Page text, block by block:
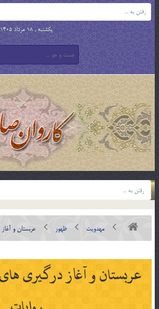
یکشنبه , 18 مرداد 1405
مهدویت ظهور عربستان و
عربستان و آغاز درگیری